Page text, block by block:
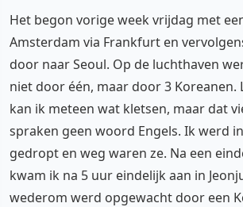
Het begon vorige week vrijdag met
Amsterdam via Frankfurt en
door naar Seoul. Op de luchthaven
niet door één, maar door 3 Koreanen.
kan ik meteen wat kletsen, maar dat
spraken geen woord Engels. Ik werd
gedropt en weg waren ze. Na een
kwam ik na 5 uur eindelijk aan in
wederom werd opgewacht door een